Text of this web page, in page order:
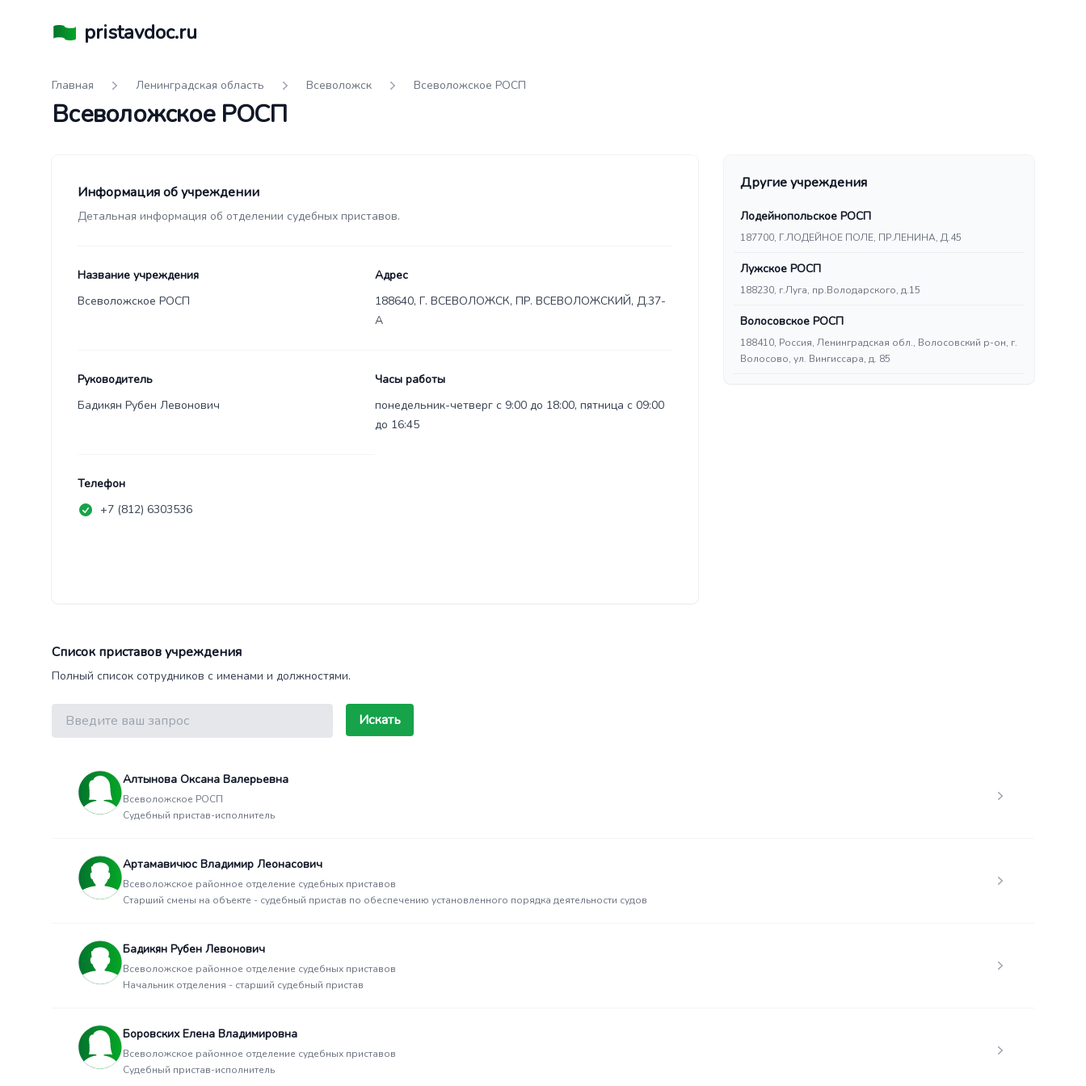
pristavdoc.ru
Главная Ленинградская область Всеволожск Всеволожское РОСП
Всеволожское РОСП
Информация об учреждении
Детальная информация об отделении судебных приставов.
Название учреждения
Всеволожское РОСП
Адрес
188640, Г. ВСЕВОЛОЖСК, ПР. ВСЕВОЛОЖСКИЙ, Д.37-
А
Руководитель
Бадикян Рубен Левонович
Часы работы
понедельник-четверг с 9:00 до 18:00, пятница с 09:00
до 16:45
Телефон
+7 (812) 6303536
Другие учреждения
Лодейнопольское РОСП
187700, Г.ЛОДЕЙНОЕ ПОЛЕ, ПР.ЛЕНИНА, Д.45
Лужское РОСП
188230, г.Луга, пр.Володарского, д.15
Волосовское РОСП
188410, Россия, Ленинградская обл., Волосовский р-он, г.
Волосово, ул. Вингиссара, д. 85
Список приставов учреждения
Полный список сотрудников с именами и должностями.
Поиск Искать
Алтынова Оксана Валерьевна
Всеволожское РОСП
Судебный пристав-исполнитель
Артамавичюс Владимир Леонасович
Всеволожское районное отделение судебных приставов
Старший смены на объекте - судебный пристав по обеспечению установленного порядка деятельности судов
Бадикян Рубен Левонович
Всеволожское районное отделение судебных приставов
Начальник отделения - старший судебный пристав
Боровских Елена Владимировна
Всеволожское районное отделение судебных приставов
Судебный пристав-исполнитель